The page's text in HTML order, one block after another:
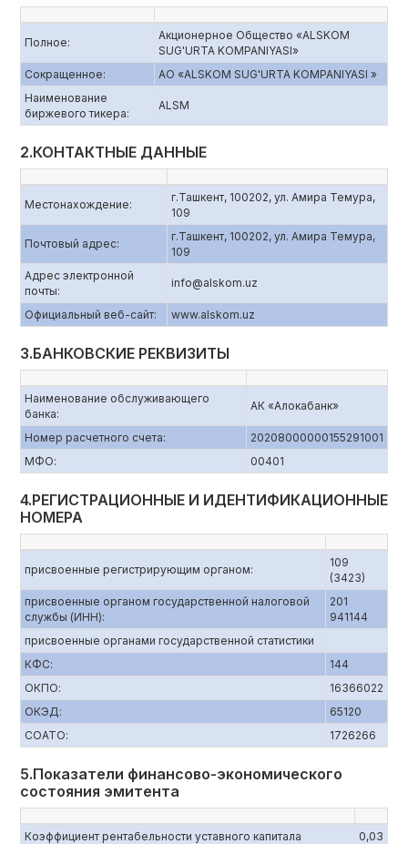
Полное:
Акционерное Общество «ALSKOM
SUG'URTA KOMPANIYASI»
Сокращенное:
АО «ALSKOM SUG'URTA KOMPANIYASI »
Наименование
биржевого тикера:
ALSM
2.КОНТАКТНЫЕ ДАННЫЕ
Местонахождение:
г.Ташкент, 100202, ул. Амира Темура,
109
Почтовый адрес:
г.Ташкент, 100202, ул. Амира Темура,
109
Адрес электронной
почты:
info@alskom.uz
Официальный веб-сайт: www.alskom.uz
3.БАНКОВСКИЕ РЕКВИЗИТЫ
Наименование обслуживающего
банка:
АК «Алокабанк»
Номер расчетного счета:
20208000000155291001
МФО:
00401
4.РЕГИСТРАЦИОННЫЕ И ИДЕНТИФИКАЦИОННЫЕ
НОМЕРА
присвоенные регистрирующим органом:
109
(3423)
присвоенные органом государственной налоговой
службы (ИНН):
201
941144
присвоенные органами государственной статистики
КФС:
144
ОКПО:
16366022
ОКЭД:
65120
СОАТО:
1726266
5.Показатели финансово-экономического
состояния эмитента
Коэффициент рентабельности уставного капитала
0,03